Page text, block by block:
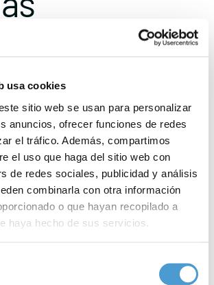
usa cookies
sitio web se usan para personalizar
anuncios, ofrecer funciones de redes
el tráfico. Además, compartimos
el uso que haga del sitio web con
de redes sociales, publicidad y análisis
combinarla con otra información
o que hayan recopilado a
haya hecho de sus servicios.